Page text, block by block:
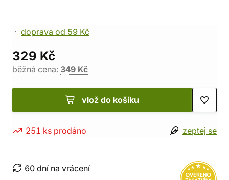
doprava od 59 Kč
329 Kč
běžná cena: 349 Kč
vlož do košíku
251 ks prodáno zeptej se
60 dní na vrácení